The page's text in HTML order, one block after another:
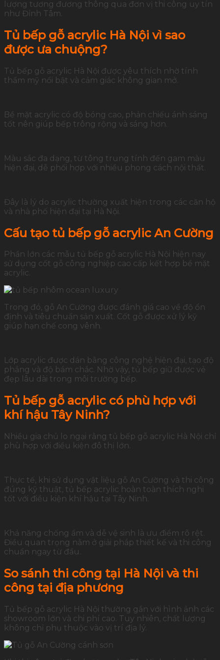
lượng tương đương thông qua đơn vị thi công uy tín
như Đỉnh Tâm.
Tủ bếp gỗ acrylic Hà Nội vì sao
được ưa chuộng?
Tủ bếp gỗ acrylic Hà Nội được yêu thích nhờ tính
thẩm mỹ nổi bật và cảm giác không gian mở.
Bề mặt acrylic có độ bóng cao, phản chiếu ánh sáng
tốt nên giúp bếp trông rộng và sáng hơn.
Màu sắc đa dạng, từ tông trung tính đến gam màu
hiện đại, dễ phối hợp với nhiều phong cách nội thất.
Đây là lý do acrylic thường xuất hiện trong các căn hộ
và nhà phố hiện đại tại Hà Nội.
Cấu tạo tủ bếp gỗ acrylic An Cường
Phần lớn các mẫu tủ bếp gỗ acrylic Hà Nội hiện nay
sử dụng cốt gỗ công nghiệp cao cấp kết hợp bề mặt
acrylic.
Trong đó, gỗ An Cường được đánh giá cao về độ ổn
định và tiêu chuẩn sản xuất. Cốt gỗ được xử lý kỹ
giúp hạn chế cong vênh.
Lớp acrylic được dán bằng công nghệ hiện đại, tạo độ
phẳng và độ bám chắc. Nhờ vậy, tủ bếp giữ được vẻ
đẹp lâu dài trong môi trường bếp.
Tủ bếp gỗ acrylic có phù hợp với
khí hậu Tây Ninh?
Nhiều gia chủ lo ngại rằng tủ bếp gỗ acrylic Hà Nội chỉ
phù hợp với điều kiện đô thị lớn.
Thực tế, khi sử dụng vật liệu gỗ An Cường và thi công
đúng kỹ thuật, tủ bếp acrylic hoàn toàn thích nghi
tốt với điều kiện khí hậu tại Tây Ninh.
Khả năng chống ẩm và dễ vệ sinh là ưu điểm rõ rệt.
Điều quan trọng nằm ở giải pháp thiết kế và thi công
chuẩn ngay từ đầu.
So sánh thi công tại Hà Nội và thi
công tại địa phương
Tủ bếp gỗ acrylic Hà Nội thường gắn với hình ảnh các
showroom lớn và chi phí cao. Tuy nhiên, chất lượng
không chỉ phụ thuộc vào vị trí địa lý.